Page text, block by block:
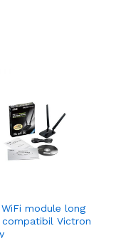
WiFi module long
compatibil Victron